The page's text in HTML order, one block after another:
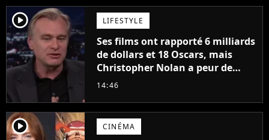
player2 LIFESTYLE
Ses films ont rapporté 6 milliards
de dollars et 18 Oscars, mais
Christopher Nolan a peur de
tourner un genre de films très
14:46
player2 CINÉMA